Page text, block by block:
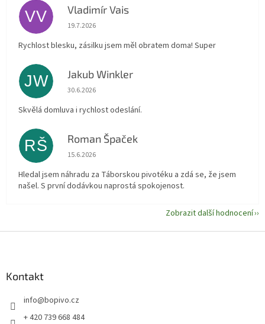
VV Vladimír Vais
Hodnocení obchodu je 5 z 5 hvězdiček.
19.7.2026
Rychlost blesku, zásilku jsem měl obratem doma! Super
JW Jakub Winkler
Hodnocení obchodu je 5 z 5 hvězdiček.
30.6.2026
Skvělá domluva i rychlost odeslání.
RŠ Roman Špaček
Hodnocení obchodu je 5 z 5 hvězdiček.
15.6.2026
Hledal jsem náhradu za Táborskou pivotéku a zdá se, že jsem
našel. S první dodávkou naprostá spokojenost.
Zobrazit další hodnocení
Kontakt
info@bopivo.cz
+ 420 739 668 484